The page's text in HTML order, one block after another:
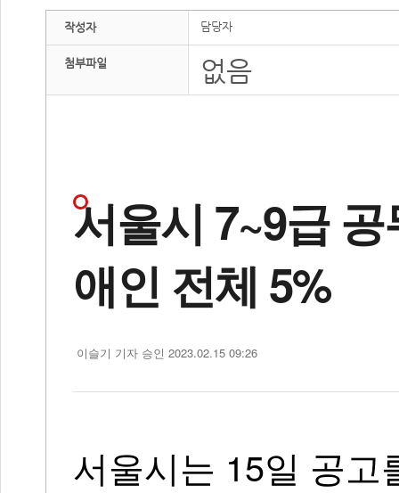
작성자 담당자
첨부파일 없음
서울시 7~9급
애인 전체 5%
이슬기 기자 승인 2023.02.15 09:26
서울시는 15일 공고